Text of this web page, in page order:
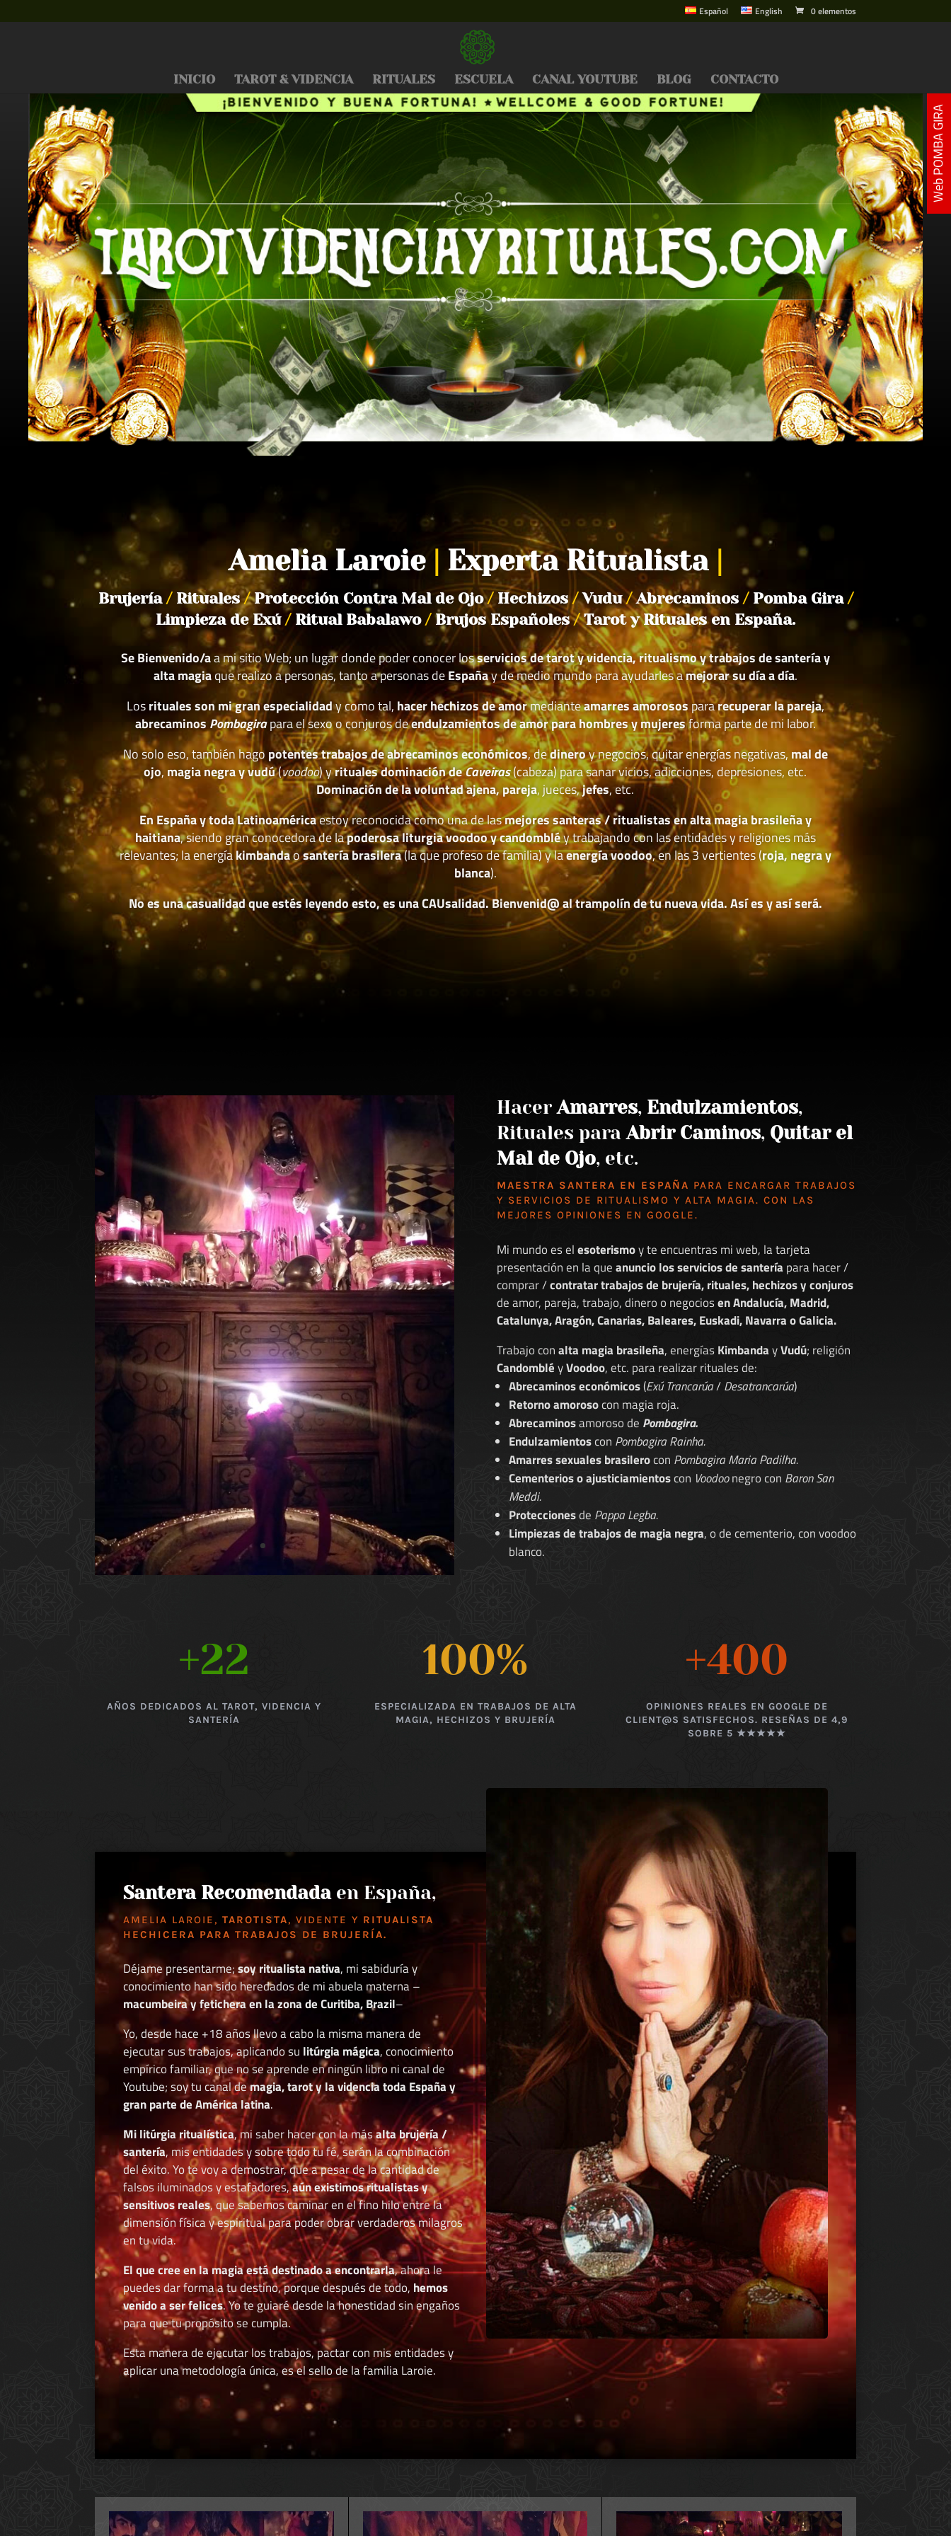
Español English 0 elementos
INICIO TAROT & VIDENCIA RITUALES ESCUELA CANAL YOUTUBE BLOG CONTACTO
Amelia Laroie Experta Ritualista
Brujería /Rituales/Protección Contra Mal de Ojo/Hechizos/Vudu/Abrecaminos /Pomba Gira /
Limpieza de Exú /Ritual Babalawo /Brujos Españoles/Tarot y Rituales en España.
Se Bienvenido/aa mi sitio Web; un lugar donde poder conocer losservicios de tarot y videncia, ritualismo y trabajos de santería y
alta magiaque realizo a personas, tanto a personas deEspañay de medio mundo para ayudarles amejorar su día a día.
Losrituales son mi gran especialidady como tal, hacer hechizos de amormedianteamarres amorosospararecuperar la pareja,
abrecaminos Pombagirapara el sexo o conjuros deendulzamientos de amor para hombres y mujeresforma parte de mi labor.
No solo eso, también hago potentes trabajos de abrecaminos económicos, dedineroy negocios, quitar energías negativas, mal de
ojo, magia negra y vudú(voodoo) yrituales dominación deCaveiras(cabeza) para sanar vicios, adicciones, depresiones, etc.
Dominación de la voluntad ajena, pareja, jueces,jefes, etc.
En España y toda Latinoaméricaestoy reconocida como una de lasmejores santeras / ritualistas en alta magia brasileña y
haitiana, siendo gran conocedora de lapoderosa liturgia voodoo y candombléy trabajando con las entidades y religiones más
relevantes; la energíakimbandaosantería brasilera(la que profeso de familia) y laenergía voodoo, en las 3 vertientes (roja, negra y
blanca).
No es una casualidad que estés leyendo esto, es una CAUsalidad. Bienvenid@ al trampolín de tu nueva vida. Así es y así será.
HacerAmarres, Endulzamientos,
Rituales paraAbrir Caminos, Quitar el
Mal de Ojo, etc.
MAESTRA SANTERA EN ESPAÑA PARA ENCARGAR TRABAJOS
Y SERVICIOS DE RITUALISMO Y ALTA MAGIA. CON LAS
MEJORES OPINIONES EN GOOGLE.
Mi mundo es elesoterismoy te encuentras mi web, la tarjeta
presentación en la queanuncio los servicios de santería para hacer /
comprar /contratar trabajos de brujería, rituales, hechizos y conjuros
de amor, pareja, trabajo, dinero o negociosen Andalucía, Madrid,
Catalunya, Aragón, Canarias, Baleares, Euskadi, Navarra o Galicia.
Trabajo conalta magia brasileña, energíasKimbandayVudú; religión
CandombléyVoodoo, etc. para realizar rituales de:
Abrecaminos económicos(Exú Trancarúa/Desatrancarúa)
Retorno amorosocon magia roja.
Abrecaminosamoroso de Pombagira.
Endulzamientoscon Pombagira Rainha.
Amarres sexuales brasilerocon Pombagira Maria Padilha.
Cementerios o ajusticiamientoscon Voodoonegro con Baron San
Meddi.
Proteccionesde Pappa Legba.
Limpiezas de trabajos de magia negra, o de cementerio, con voodoo
blanco.
+22
AÑOS DEDICADOS AL TAROT, VIDENCIA Y
SANTERÍA
100%
ESPECIALIZADA EN TRABAJOS DE ALTA
MAGIA, HECHIZOS Y BRUJERÍA
+400
OPINIONES REALES EN GOOGLE DE
CLIENT@S SATISFECHOS. RESEÑAS DE 4,9
SOBRE 5 ★★★★★
Santera Recomendadaen España,
AMELIA LAROIE,TAROTISTA, VIDENTE Y RITUALISTA
HECHICERA PARA TRABAJOS DE BRUJERÍA.
Déjame presentarme;soy ritualista nativa, mi sabiduría y
conocimiento han sido heredados de mi abuela materna –
macumbeira y fetichera en la zona de Curitiba, Brazil–
Yo, desde hace +18 años llevo a cabo la misma manera de
ejecutar sus trabajos, aplicando su litúrgia mágica, conocimiento
empírico familiar, que no se aprende en ningún libro ni canal de
Youtube; soy tu canal demagia, tarot y la videncia toda España y
gran parte de América latina.
Mi litúrgia ritualística, mi saber hacer con la másalta brujería /
santería, mis entidades y sobre todo tu fé, serán la combinación
del éxito. Yo te voy a demostrar, que a pesar de la cantidad de
falsos iluminados y estafadores,aún existimos ritualistas y
sensitivos reales, que sabemos caminar en el fino hilo entre la
dimensión física y espiritual para poder obrar verdaderos milagros
en tu vida.
El que cree en la magia está destinado a encontrarla, ahora le
puedes dar forma a tu destino, porque después de todo, hemos
venido a ser felices. Yo te guiaré desde la honestidad sin engaños
para que tu propósito se cumpla.
Esta manera de ejecutar los trabajos, pactar con mis entidades y
aplicar una metodología única, es el sello de la familia Laroie.
Web POMBA GIRA